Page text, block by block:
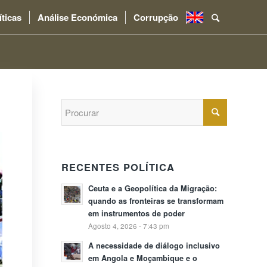
Análise Económica Corrupção .
RECENTES POLÍTICA
Ceuta e a Geopolítica da Migração:
quando as fronteiras se transformam
em instrumentos de poder
Agosto 4, 2026 - 7:43 pm
A necessidade de diálogo inclusivo
em Angola e Moçambique e o